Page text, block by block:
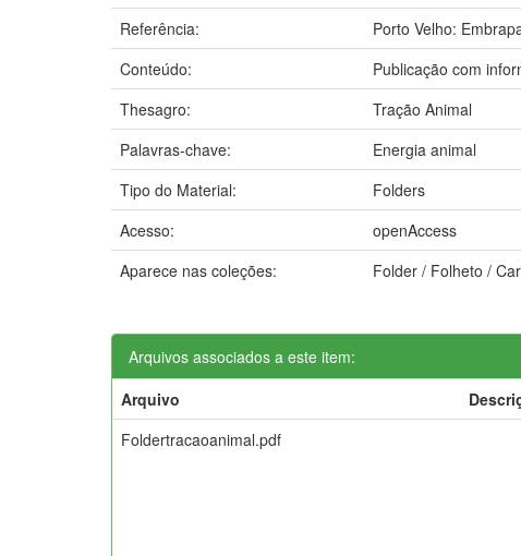
Referência:
Porto Velho:
Conteúdo:
Publicação com
Thesagro:
Tração Animal
Palavras-chave:
Energia animal
Tipo do Material:
Folders
Acesso:
openAccess
Aparece nas coleções:
Folder / Folheto /
Arquivos associados a este item:
Arquivo
Foldertracaoanimal.pdf